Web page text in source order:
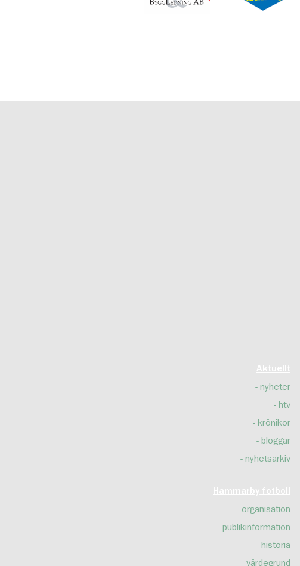
Aktuellt
nyheter
htv
krönikor
bloggar
nyhetsarkiv
Hammarby fotboll
organisation
publikinformation
historia
värdegrund